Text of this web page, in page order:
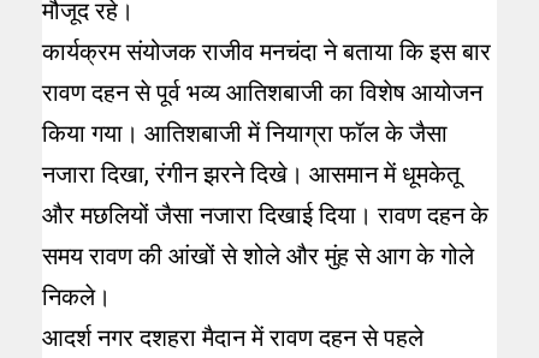
मौजूद रहे।
कार्यक्रम संयोजक राजीव मनचंदा ने बताया कि इस बार
रावण दहन से पूर्व भव्य आतिशबाजी का विशेष आयोजन
किया गया। आतिशबाजी में नियाग्रा फॉल के जैसा
नजारा दिखा, रंगीन झरने दिखे। आसमान में धूमकेतू
और मछलियों जैसा नजारा दिखाई दिया। रावण दहन के
समय रावण की आंखों से शोले और मुंह से आग के गोले
निकले।
आदर्श नगर दशहरा मैदान में रावण दहन से पहले